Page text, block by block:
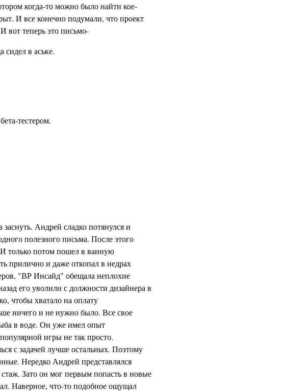
когда-то можно было найти кое-
И все конечно подумали, что проект
вот теперь это письмо-
сидел в аське.
тестером.
Андрей сладко потянулся и
полезного письма. После этого
только потом пошел в ванную
прилично и даже откопал в недрах
"ВР Инсайд" обещала неплохие
его уволили с должности дизайнера в
чтобы хватало на оплату
ничего и не нужно было. Все свое
в воде. Он уже имел опыт
игры не так просто.
с задачей лучше остальных. Поэтому
Нередко Андрей представлялся
Зато он мог первым попасть в новые
Наверное, что-то подобное ощущал